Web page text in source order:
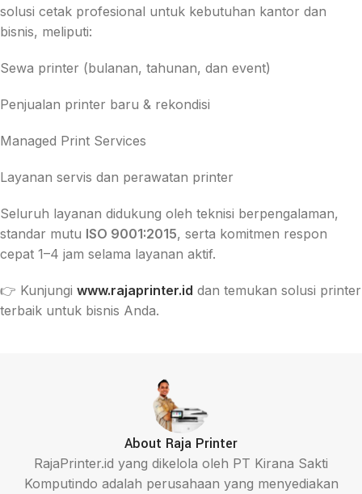
solusi cetak profesional untuk kebutuhan kantor dan
bisnis, meliputi:
Sewa printer (bulanan, tahunan, dan event)
Penjualan printer baru & rekondisi
Managed Print Services
Layanan servis dan perawatan printer
Seluruh layanan didukung oleh teknisi berpengalaman,
standar mutu ISO 9001:2015, serta komitmen respon
cepat 1–4 jam selama layanan aktif.
👉 Kunjungi www.rajaprinter.id dan temukan solusi printer
terbaik untuk bisnis Anda.
About Raja Printer
RajaPrinter.id yang dikelola oleh PT Kirana Sakti
Komputindo adalah perusahaan yang menyediakan